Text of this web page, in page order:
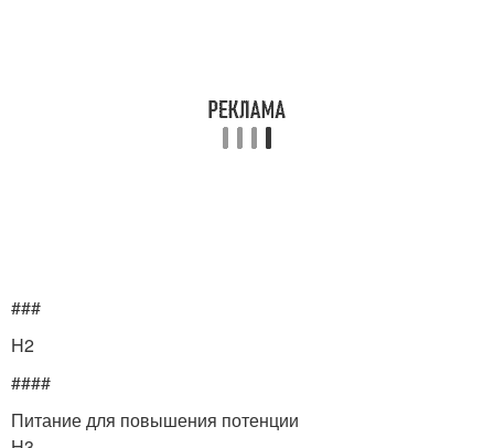
###
H2
####
Питание для повышения потенции